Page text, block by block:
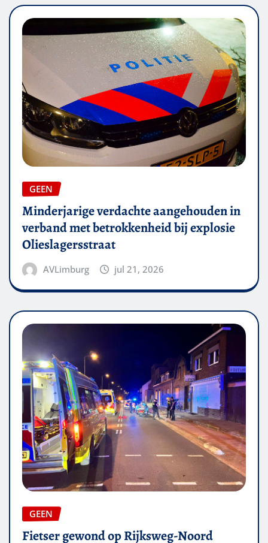
GEEN
Minderjarige verdachte aangehouden in
verband met betrokkenheid bij explosie
Olieslagersstraat
AVLimburg jul 21, 2026
GEEN
Fietser gewond op Rijksweg-Noord